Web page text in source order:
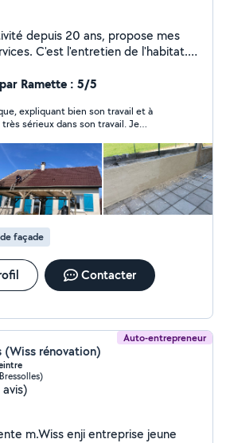
depuis 20 ans, propose mes
C'est l'entretien de l'habitat.
Ramette : 5/5
et à
sérieux dans son travail. Je
façade
Contacter
Auto-entrepreneur
(Wiss rénovation)
m.Wiss enji entreprise jeune